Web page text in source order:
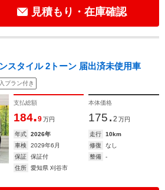
見積もり・在庫確認
スタイル 2トーン 届出済未使用車
プラン付き
支払総額
184.9 万円
本体価格
175. 2 万円
年式 2026年 走行
10km
車検
2029年6月 修復
なし
保証
保証付 整備
-
住所
愛知県 刈谷市